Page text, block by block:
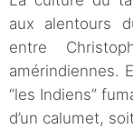
aux alentours
entre
amérindiennes.
“les Indiens”
d’un calumet,